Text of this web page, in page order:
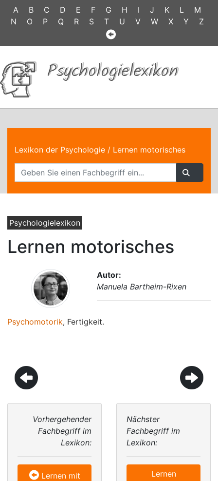
A B C D E F G H I J K L
M
N
O P Q R S T U V W X Y Z
Psychologielexikon
Lexikon der Psychologie / Lernen motorisches
Psychologielexikon
Lernen motorisches
Autor:
Manuela Bartheim-Rixen
Psychomotorik, Fertigkeit.
Vorhergehender
Fachbegriff im
Lexikon:
Lernen mit
Nächster
Fachbegriff im
Lexikon:
Lernen